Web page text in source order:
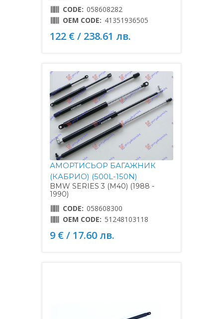
CODE: 058608282
OEM CODE: 41351936505
122 € / 238.61 лв.
АМОРТИСЬОР БАГАЖНИК
(КАБРИО) (500L-150N)
BMW SERIES 3 (M40) (1988 -
1990)
CODE: 058608300
OEM CODE: 51248103118
9 € / 17.60 лв.